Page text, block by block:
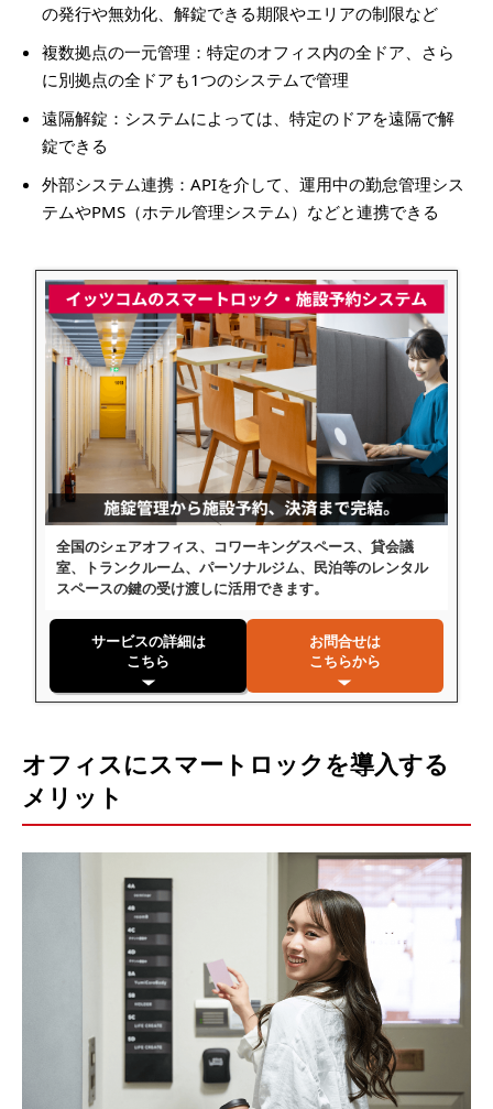
の発行や無効化、解錠できる期限やエリアの制限など
複数拠点の一元管理：特定のオフィス内の全ドア、さら
に別拠点の全ドアも1つのシステムで管理
遠隔解錠：システムによっては、特定のドアを遠隔で解
錠できる
外部システム連携：APIを介して、運用中の勤怠管理シス
テムやPMS（ホテル管理システム）などと連携できる
全国のシェアオフィス、コワーキングスペース、貸会議
室、トランクルーム、パーソナルジム、民泊等のレンタル
スペースの鍵の受け渡しに活用できます。
サービスの詳細は
こちら
お問合せは
こちらから
オフィスにスマートロックを導入する
メリット